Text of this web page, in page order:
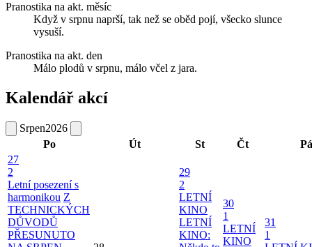
Pranostika na akt. měsíc
Když v srpnu naprší, tak než se oběd pojí, všecko slunce
vysuší.
Pranostika na akt. den
Málo plodů v srpnu, málo včel z jara.
Kalendář akcí
Srpen2026
Po
Út St Čt
Pá
27
2
Letní posezení s
harmonikou Z
TECHNICKÝCH
DŮVODŮ
PŘESUNUTO
29
2
LETNÍ
KINO
LETNÍ
KINO:
30
1
LETNÍ
KINO
31
1